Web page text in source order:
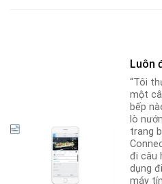
Luôn
“Tôi
một
bếp
lò
trang
đi câu
dụng
máy